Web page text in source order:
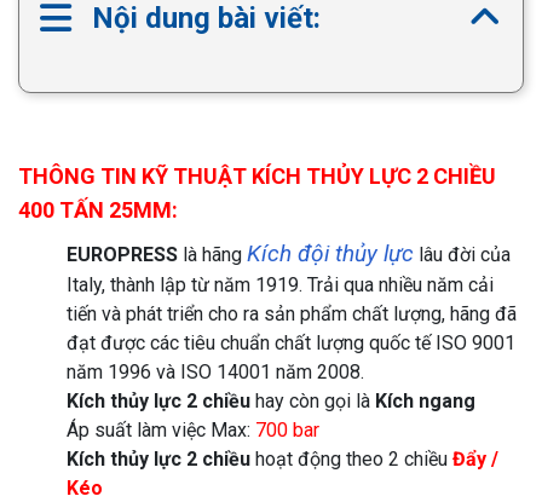
Nội dung bài viết:
THÔNG TIN KỸ THUẬT KÍCH THỦY LỰC 2 CHIỀU
400 TẤN 25MM:
EUROPRESS là hãng Kích đội thủy lực lâu đời của
Italy, thành lập từ năm 1919. Trải qua nhiều năm cải
tiến và phát triển cho ra sản phẩm chất lượng, hãng đã
đạt được các tiêu chuẩn chất lượng quốc tế ISO 9001
năm 1996 và ISO 14001 năm 2008.
Kích thủy lực 2 chiều hay còn gọi là Kích ngang
Áp suất làm việc Max: 700 bar
Kích thủy lực 2 chiều hoạt động theo 2 chiều Đẩy /
Kéo